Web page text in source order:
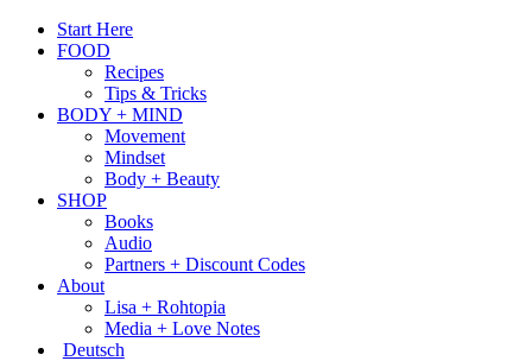
Start Here
FOOD
Recipes
Tips & Tricks
BODY + MIND
Movement
Mindset
Body + Beauty
SHOP
Books
Audio
Partners + Discount Codes
About
Lisa + Rohtopia
Media + Love Notes
Deutsch